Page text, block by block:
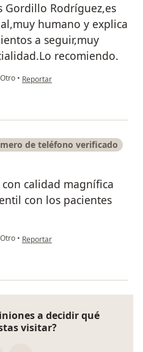
Gordillo Rodríguez,es
humano y explica
a seguir,muy
recomiendo.
Otro • en opinión del usuario Fernando
Reportar
de teléfono verificado
calidad magnífica
con los pacientes
Otro • en opinión del usuario elizabeth
Reportar
a decidir qué
visitar?